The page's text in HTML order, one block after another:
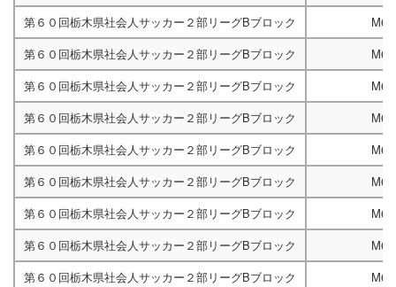
第６０回栃木県社会人サッカー２部リーグBブロック
第６０回栃木県社会人サッカー２部リーグBブロック
第６０回栃木県社会人サッカー２部リーグBブロック
第６０回栃木県社会人サッカー２部リーグBブロック
第６０回栃木県社会人サッカー２部リーグBブロック
第６０回栃木県社会人サッカー２部リーグBブロック
第６０回栃木県社会人サッカー２部リーグBブロック
第６０回栃木県社会人サッカー２部リーグBブロック
第６０回栃木県社会人サッカー２部リーグBブロック